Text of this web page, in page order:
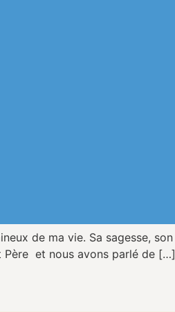
de ma vie. Sa sagesse, son
Père et nous avons parlé de […]